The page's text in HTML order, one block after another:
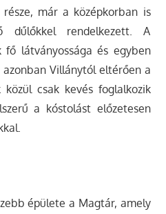
része, már a középkorban is
dűlőkkel rendelkezett. A
fő látványossága és egyben
Villánytól eltérően a
csak kevés foglalkozik
a kóstolást előzetesen
épülete a Magtár, amely